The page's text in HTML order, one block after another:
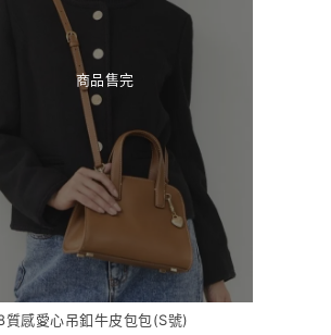
商品售完
感愛心吊釦牛皮包包(S號)